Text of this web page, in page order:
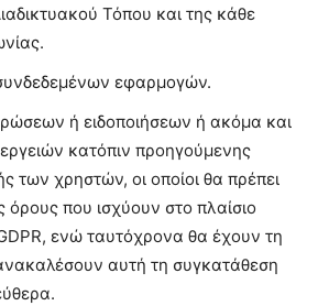
Τόπου και της κάθε
εφαρμογών.
ή ειδοποιήσεων ή ακόμα και
κατόπιν προηγούμενης
των χρηστών, οι οποίοι θα πρέπει
που ισχύουν στο πλαίσιο
ενώ ταυτόχρονα θα έχουν τη
αυτή τη συγκατάθεση